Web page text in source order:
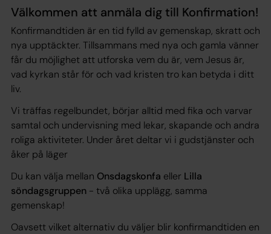
Välkommen att anmäla dig till Konfirmation!
Konfirmandtiden är en tid fylld av gemenskap, skratt och
nya upptäckter. Tillsammans med nya och gamla vänner
får du möjlighet att utforska vem du är, vem Jesus är,
vad kyrkan står för och vad kristen tro kan betyda i ditt
liv.
Vi träffas regelbundet, börjar alltid med fika och varvar
samtal och undervisning med lekar, skapande och andra
roliga aktiviteter. Under året deltar vi i gudstjänster och
åker på läger
Du kan välja mellan Onsdagskonfa eller Lilla
söndagsgruppen - två olika upplägg, samma
gemenskap!
Oavsett vilket alternativ du väljer blir konfirmandtiden en